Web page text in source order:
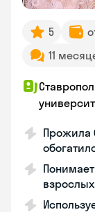
5
11
Прожила